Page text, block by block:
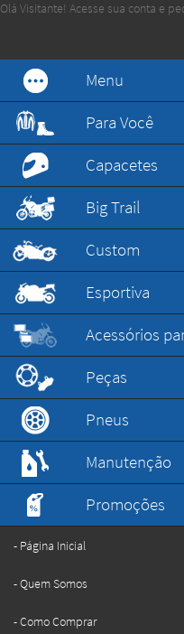
Olá Visitante! Acesse sua conta e
Menu
Para Você
Capacetes
Big Trail
Custom
Esportiva
Acessórios
Peças
Pneus
Manutenção
Promoções
Página Inicial
Quem Somos
Como Comprar